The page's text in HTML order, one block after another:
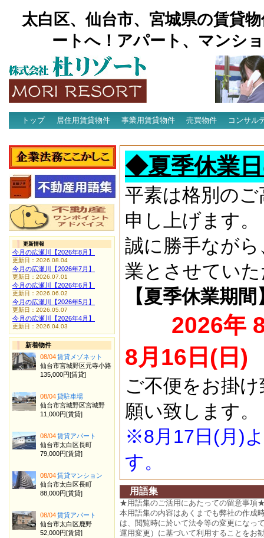
太白区、仙台市、宮城県の賃貸
ートへ！アパート、マンシ
トップ 居住用賃貸物件 事業用賃貸物件 売買物件
コンサル
◆夏季休業
平素は格別の
申し上げます。
誠に勝手なが
業とさせてい
【夏季休業期間
2026年
8月16日(日)
ご不便をお掛
願い致します。
※8月17日(月)
す。
用語集
★用語集のご活用にあたっての留意事項
本用語集の内容はあくまでも弊社の作成
は、閲覧時に於いて法令等の変更になっ
運用変更）に基づいて利用することをお
更新情報
今月の広瀬川【2026年8月】
更新日：2026.08.04
今月の広瀬川【2026年7月】
更新日：2026.07.01
今月の広瀬川【2026年6月】
更新日：2026.06.02
今月の広瀬川【2026年5月】
更新日：2026.05.07
今月の広瀬川【2026年4月】
更新日：2026.04.03
新着物件
08/04賃貸メゾネット
仙台市宮城野区元寺小路
135,000円[賃貸]
08/04貸駐車場
仙台市宮城野区宮城野
11,000円[賃貸]
08/04賃貸アパート
仙台市太白区長町
79,000円[賃貸]
08/04賃貸マンション
仙台市太白区長町
88,000円[賃貸]
08/04賃貸アパート
仙台市太白区鹿野
52,000円[賃貸]